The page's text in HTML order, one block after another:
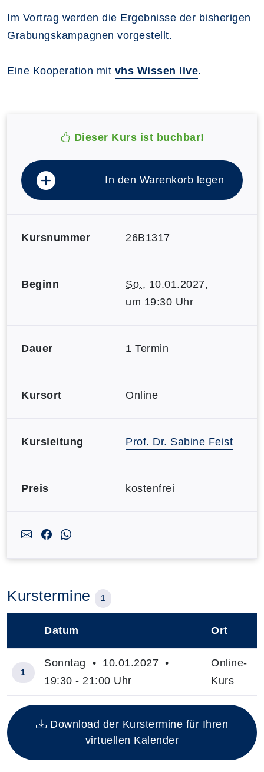
Im Vortrag werden die Ergebnisse der bisherigen
Grabungskampagnen vorgestellt.
Eine Kooperation mit vhs Wissen live.
Dieser Kurs ist buchbar!
In den Warenkorb legen
Kursnummer 26B1317
Beginn So., 10.01.2027,
um 19:30 Uhr
Dauer 1 Termin
Kursort Online
Kursleitung Prof. Dr. Sabine Feist
Preis kostenfrei
Kurstermine 1
Insgesamt gibt es 1 Termine zum diesen Kurs
Datum Ort
1
Sonntag • 10.01.2027 •
19:30 - 21:00 Uhr
Online-
Kurs
Download der Kurstermine für Ihren
virtuellen Kalender